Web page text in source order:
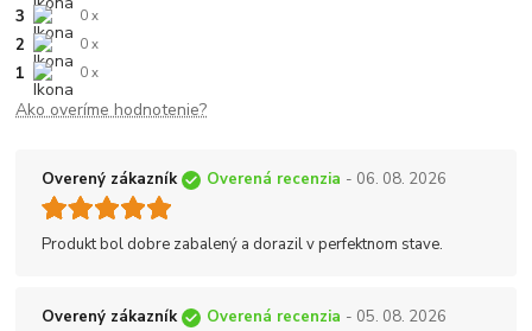
3 0 x
2 0 x
1 0 x
Ako overíme hodnotenie?
Overený zákazník Overená recenzia - 06. 08. 2026
Produkt bol dobre zabalený a dorazil v perfektnom stave.
Overený zákazník Overená recenzia - 05. 08. 2026